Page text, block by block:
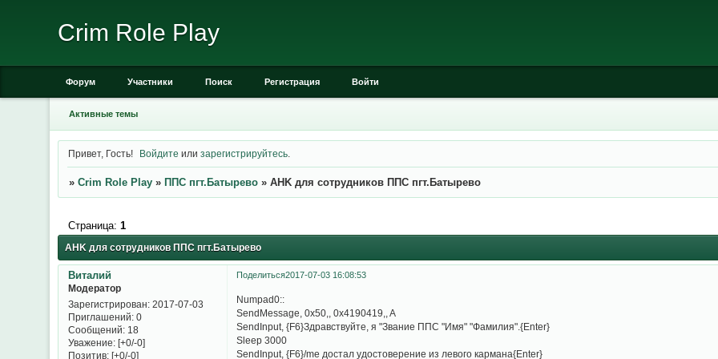
Crim Role Play
Форум Участники Поиск Регистрация Войти
Активные темы
Привет, Гость! Войдите илизарегистрируйтесь
» Crim Role Play » ППС пгт.Батырево » AHK для сотрудников ППС пгт.Батырево
AHK для сотрудников ППС пгт.Батырево
Страница: 1
Поделиться2017-07-03 16:08:53
Виталий
Модератор
Зарегистрирован: 2017-07-03
Приглашений:0
Сообщений:18
Уважение: [+0/-0]
Позитив: [+0/-0]
Numpad0::
SendMessage, 0x50,, 0x4190419,, A
SendInput, {F6}Здравствуйте, я "Звание ППС "Имя" "Фамилия".{Enter}
Sleep 3000
SendInput, {F6}/me достал удостоверение из левого кармана{Enter}